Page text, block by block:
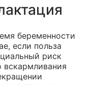
беременности
если польза
риск
вскармливания